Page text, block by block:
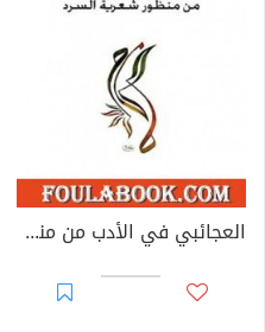
العجائبي في الأدب من منظور شعرية السرد